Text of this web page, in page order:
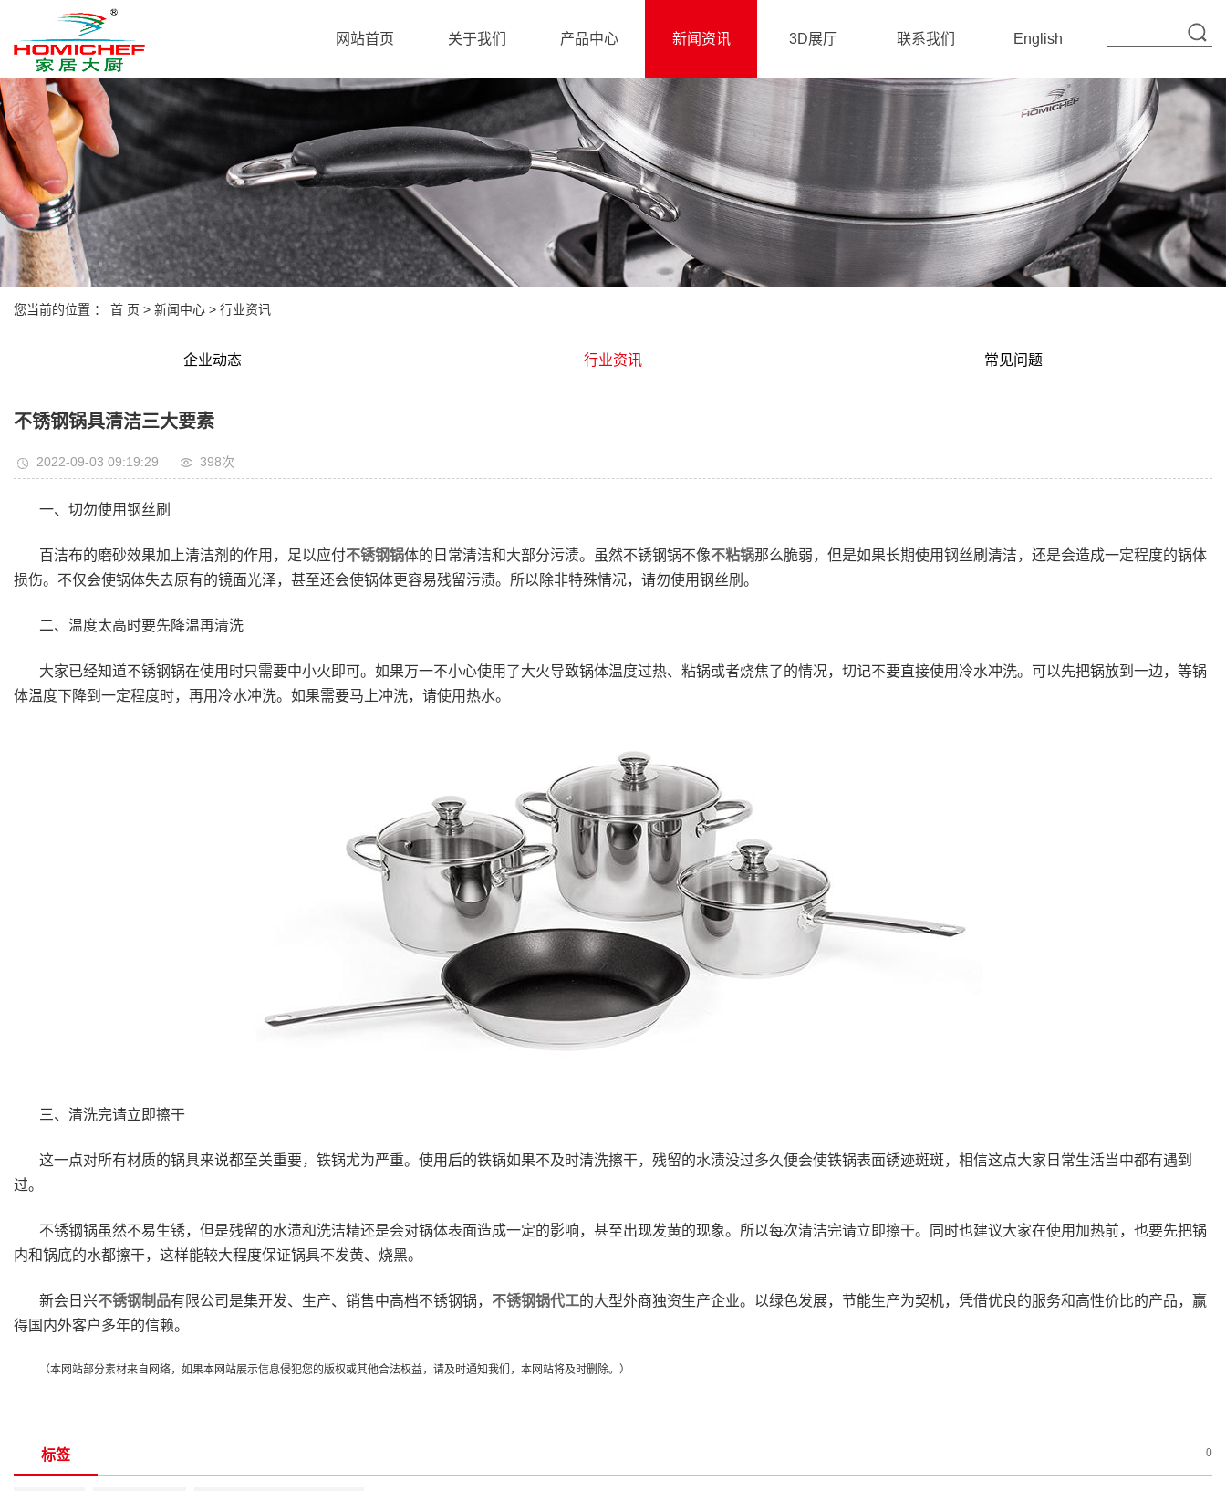
网站首页 关于我们 产品中心
优选热销推荐
家用炊具
酒店餐厅用品
厨房杂件用品
新闻资讯
企业动态
行业资讯
常见问题
3D展厅 联系我们
联系信息
在线留言
English
您当前的位置 ： 首 页 > 新闻中心 > 行业资讯
企业动态 行业资讯 常见问题
不锈钢锅具清洁三大要素
2022-09-03 09:19:29 398次
一、切勿使用钢丝刷
百洁布的磨砂效果加上清洁剂的作用，足以应付不锈钢锅体的日常清洁和大部分污渍。虽然不锈钢锅不像不粘锅那么脆弱，但是如果长期使用钢丝刷清洁，还是会造成一定程度的锅体
损伤。不仅会使锅体失去原有的镜面光泽，甚至还会使锅体更容易残留污渍。所以除非特殊情况，请勿使用钢丝刷。
二、温度太高时要先降温再清洗
大家已经知道不锈钢锅在使用时只需要中小火即可。如果万一不小心使用了大火导致锅体温度过热、粘锅或者烧焦了的情况，切记不要直接使用冷水冲洗。可以先把锅放到一边，等锅
体温度下降到一定程度时，再用冷水冲洗。如果需要马上冲洗，请使用热水。
三、清洗完请立即擦干
这一点对所有材质的锅具来说都至关重要，铁锅尤为严重。使用后的铁锅如果不及时清洗擦干，残留的水渍没过多久便会使铁锅表面锈迹斑斑，相信这点大家日常生活当中都有遇到
过。
不锈钢锅虽然不易生锈，但是残留的水渍和洗洁精还是会对锅体表面造成一定的影响，甚至出现发黄的现象。所以每次清洁完请立即擦干。同时也建议大家在使用加热前，也要先把锅
内和锅底的水都擦干，这样能较大程度保证锅具不发黄、烧黑。
新会日兴不锈钢制品有限公司是集开发、生产、销售中高档不锈钢锅， 不锈钢锅代工的大型外商独资生产企业。以绿色发展，节能生产为契机，凭借优良的服务和高性价比的产品，赢
得国内外客户多年的信赖。
（本网站部分素材来自网络，如果本网站展示信息侵犯您的版权或其他合法权益，请及时通知我们，本网站将及时删除。）
标签 0